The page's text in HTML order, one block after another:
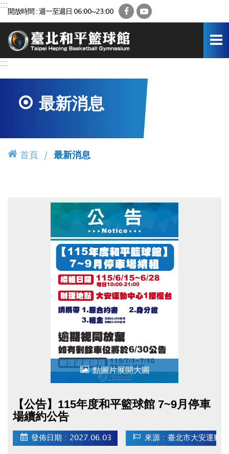
跳
容
:::
開放時間 : 週一至週日 06:00~23:00 FacebookYouTube
:::
最新消息
首頁 最新消息
點圖片展開大圖
【公告】115年度和平籃球館 7~9月停車
場續約公告
發佈日期 : 2027.06.03 來源 : 臺北市大安運動